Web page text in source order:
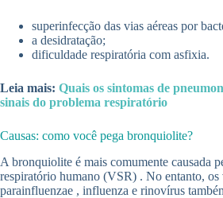
superinfecção das vias aéreas por
a desidratação;
dificuldade respiratória com asfixia.
Leia mais: Quais os sintomas de
sinais do problema respiratório
Causas: como você pega bronquiolite?
A bronquiolite é mais comumente causada
respiratório humano (VSR) . No entanto, os
parainfluenzae , influenza e rinovírus